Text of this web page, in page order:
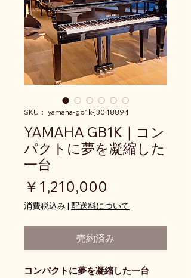
SKU： yamaha-gb1k-j3048894
YAMAHA GB1K｜コン
パクトに夢を凝縮した
一台
￥1,210,000
消費税込み| 配送料について
売約済み
コンパクトに夢を凝縮した一台